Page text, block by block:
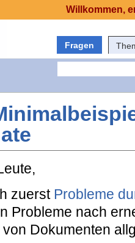
Fragen
zuerst Probleme
Probleme nach
Dokumenten
Willkommen,